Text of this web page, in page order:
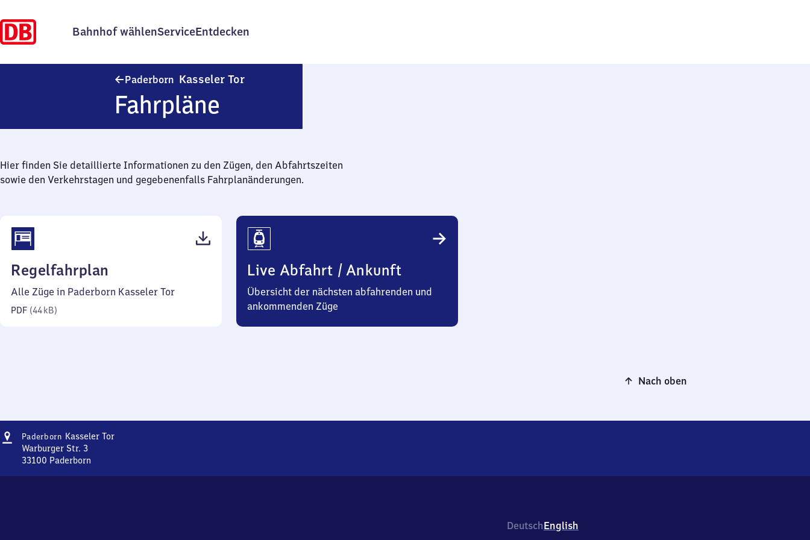
Bahnhof wählenServiceEntdecken
Paderborn Kasseler Tor
Fahrpläne
Hier finden Sie detaillierte Informationen zu den Zügen, den Abfahrtszeiten
sowie den Verkehrstagen und gegebenenfalls Fahrplanänderungen.
Regelfahrplan
44
Alle Züge in Paderborn Kasseler Tor
PDF (44 kB)
Live Abfahrt / Ankunft
Übersicht der nächsten abfahrenden und
ankommenden Züge
Nach oben
Adresse
Paderborn Kasseler TorPaderborn
Warburger Str. 3
33100 Paderborn
DeutschEnglish